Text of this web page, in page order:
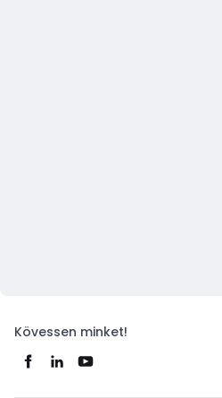
Kövessen minket!